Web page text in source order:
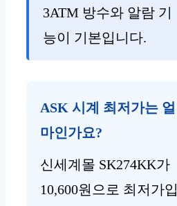
3ATM 방수와 알람 기
능이 기본입니다.
ASK 시계 최저가는 얼
마인가요?
신세계몰 SK274KK가
10,600원으로 최저가입